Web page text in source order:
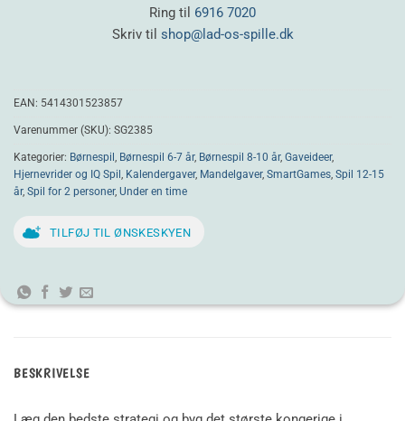
Ring til 6916 7020
Skriv til shop@lad-os-spille.dk
EAN: 5414301523857
Varenummer (SKU): SG2385
Kategorier: Børnespil , Børnespil 6-7 år, Børnespil 8-10 år, Gaveideer,
Hjernevrider og IQ Spil , Kalendergaver, Mandelgaver, SmartGames, Spil 12-15
år, Spil for 2 personer, Under en time
TILFØJ TIL ØNSKESKYEN
BESKRIVELSE